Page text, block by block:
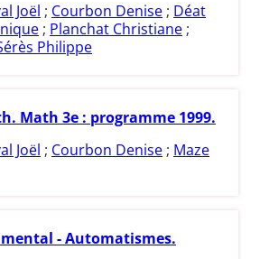
Joël ; Courbon Denise ; Déat
; Planchat Christiane ;
Philippe
Math 3e : programme 1999.
Joël ; Courbon Denise ; Maze
- Automatismes.